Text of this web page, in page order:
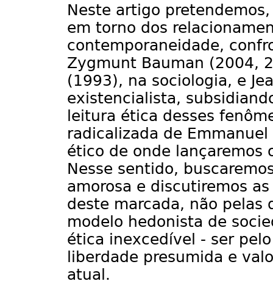
Neste artigo
em torno dos
contemporaneidade,
Zygmunt Bauman (2004,
(1993), na sociologia, e
existencialista,
leitura ética desses
radicalizada de
ético de onde lançaremos
Nesse sentido,
amorosa e discutiremos
deste marcada, não pelas
modelo hedonista de
ética inexcedível - ser
liberdade presumida e
atual.